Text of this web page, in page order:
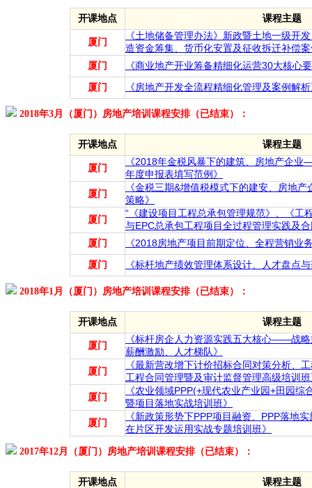
开课地点 课程主题
厦门
《土地储备管理办法》新政暨土地一级开
造资金筹集、货币化安置及征收拆迁补偿
厦门
《商业地产开业筹备精细化运营30大核心
厦门
《房地产开发全流程精细化管理及案例解
2018年3月（厦门）房地产培训课程安排（已结束）：
开课地点 课程主题
厦门
《2018年金税风暴下的建筑、房地产企
年度申报表填写范例》
厦门
《金税三期&增值税模式下的建安、房地
策略》
厦门
“《建设项目工程总承包管理规范》、《工
与EPC总承包工程项目全过程管理实践及
厦门
《2018房地产项目前期定位、全程营销业
厦门
《标杆地产绩效管理体系设计、人才盘点
2018年1月（厦门）房地产培训课程安排（已结束）：
开课地点 课程主题
厦门
《标杆房企人力资源实践五大核心——战
薪酬激励、人才梯队》
厦门
《最新营改增下计价招标合同对策分析、
工程合同管理暨及审计监督管理高级培训
厦门
《农业领域PPP(+现代农业产业园+田园
暨项目落地实战培训班》
厦门
《新政策形势下PPP项目融资、PPP落地
在片区开发运用实战专题培训班》
2017年12月（厦门）房地产培训课程安排（已结束）：
开课地点 课程主题